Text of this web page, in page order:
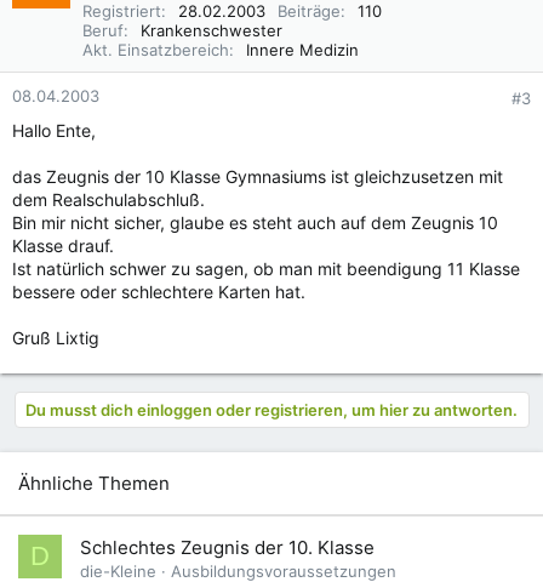
Registriert
28.02.2003 Beiträge
110
Beruf
Krankenschwester
Akt. Einsatzbereich
Innere Medizin
08.04.2003 #3
Hallo Ente,
das Zeugnis der 10 Klasse Gymnasiums ist gleichzusetzen mit
dem Realschulabschluß.
Bin mir nicht sicher, glaube es steht auch auf dem Zeugnis 10
Klasse drauf.
Ist natürlich schwer zu sagen, ob man mit beendigung 11 Klasse
bessere oder schlechtere Karten hat.
Gruß Lixtig
Du musst dich einloggen oder registrieren, um hier zu antworten.
Ähnliche Themen
D Schlechtes Zeugnis der 10. Klasse
die-Kleine
Ausbildungsvoraussetzungen